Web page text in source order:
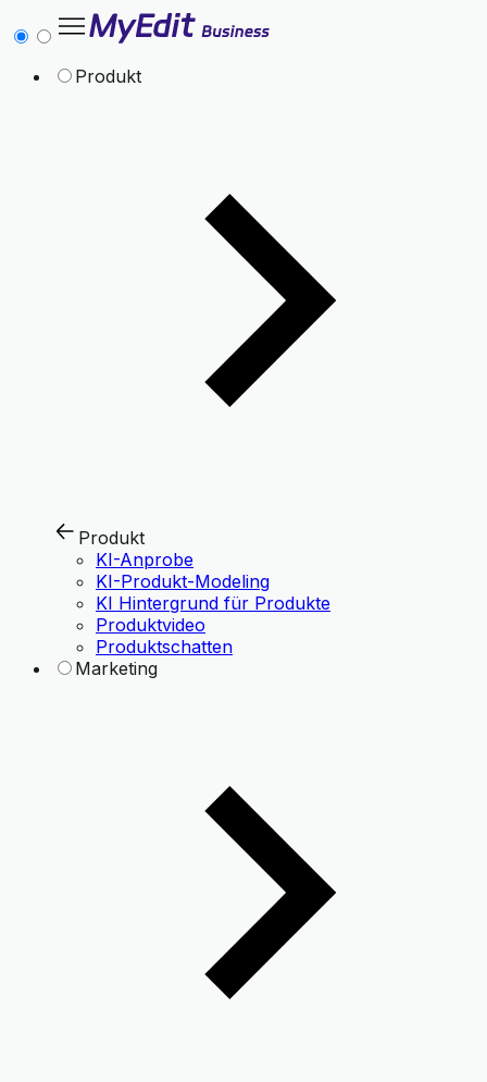
Produkt
Produkt
KI-Anprobe
KI-Produkt-Modeling
KI Hintergrund für Produkte
Produktvideo
Produktschatten
Marketing